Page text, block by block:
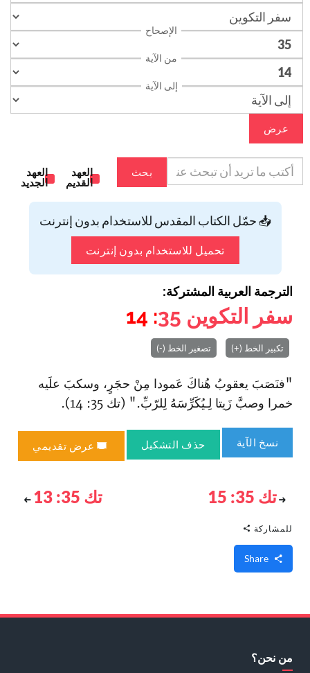
الإصحاح
من الآية
إلى الآية
عرض
بحث
العهد
القديم
العهد
الجديد
📥 حمّل الكتاب المقدس للاستخدام بدون إنترنت
تحميل للاستخدام بدون إنترنت
الترجمة العربية المشتركة:
سفر التكوين 35
: 14
تكبير الخط (+) تصغير الخط (-)
"فنَصَبَ يعقوبُ هُناكَ عَمودا مِنْ حجَرٍ، وسكبَ علَيه
خمرا وصبَّ زَيتا لِـيُكَرِّسَهُ لِلرّبِّ." (تك 35: 14).
نسخ الآية حذف التشكيل عرض تقديمي
تك 35: 15 تك 35: 13
للمشاركة
من نحن؟